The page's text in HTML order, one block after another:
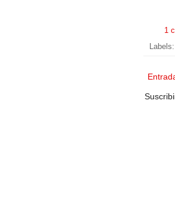
1
Labels: